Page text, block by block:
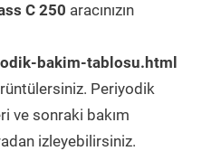
C 250 aracınızın
bakim-tablosu.html
Periyodik
ve sonraki bakım
izleyebilirsiniz.